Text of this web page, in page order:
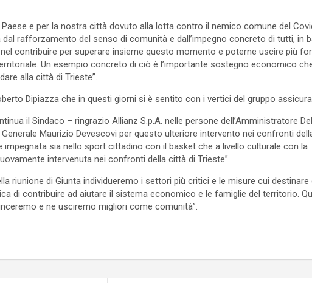
e per la nostra città dovuto alla lotta contro il nemico comune del
rafforzamento del senso di comunità e dall’impegno concreto di tutti, in
contribuire per superare insieme questo momento e poterne uscire più
Un esempio concreto di ciò è l’importante sostegno economico
alla città di Trieste”.
Dipiazza che in questi giorni si è sentito con i vertici del gruppo
il Sindaco – ringrazio Allianz S.p.A. nelle persone dell’Amministratore
Maurizio Devescovi per questo ulteriore intervento nei confronti
impegnata sia nello sport cittadino con il basket che a livello culturale con la
intervenuta nei confronti della città di Trieste”.
riunione di Giunta individueremo i settori più critici e le misure cui destinare
di contribuire ad aiutare il sistema economico e le famiglie del territorio.
e ne usciremo migliori come comunità”.